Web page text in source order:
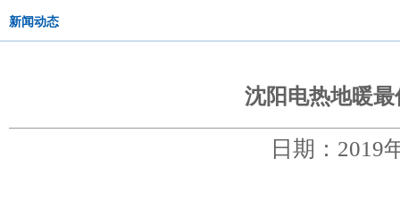
新闻动态
沈阳电热地暖
日期：2019